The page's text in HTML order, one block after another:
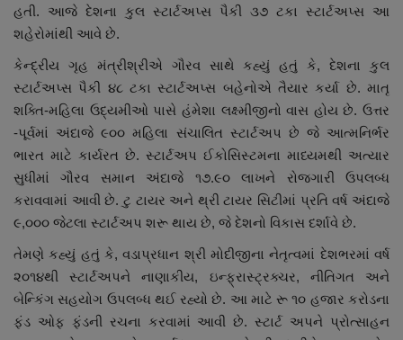
હતી. આજે દેશના કુલ સ્ટાર્ટઅપ્સ પૈકી ૩૭ ટકા સ્ટાર્ટઅપ્સ આ
શહેરોમાંથી આવે છે.
કેન્દ્રીય ગૃહ મંત્રીશ્રીએ ગૌરવ સાથે કહ્યું હતું કે, દેશના કુલ
સ્ટાર્ટઅપ્સ પૈકી ૪૮ ટકા સ્ટાર્ટઅપ્સ બહેનોએ તૈયાર કર્યા છે. માતૃ
શક્તિ-મહિલા ઉદ્યમીઓ પાસે હંમેશા લક્ષ્મીજીનો વાસ હોય છે. ઉત્તર
-પૂર્વમાં અંદાજે ૯૦૦ મહિલા સંચાલિત સ્ટાર્ટઅપ છે જે આત્મનિર્ભર
ભારત માટે કાર્યરત છે. સ્ટાર્ટઅપ ઈકોસિસ્ટમના માધ્યમથી અત્યાર
સુધીમાં ગૌરવ સમાન અંદાજે ૧૭.૯૦ લાખને રોજગારી ઉપલબ્ધ
કરાવવામાં આવી છે. ટુ ટાયર અને થ્રી ટાયર સિટીમાં પ્રતિ વર્ષ અંદાજે
૯,૦૦૦ જેટલા સ્ટાર્ટઅપ શરૂ થાય છે, જે દેશનો વિકાસ દર્શાવે છે.
તેમણે કહ્યું હતું કે, વડાપ્રધાન શ્રી મોદીજીના નેતૃત્વમાં દેશભરમાં વર્ષ
૨૦૧૪થી સ્ટાર્ટઅપને નાણાકીય, ઇન્ફ્રાસ્ટ્રક્ચર, નીતિગત અને
બેન્કિંગ સહયોગ ઉપલબ્ધ થઈ રહ્યો છે. આ માટે રૂ‌ ૧૦ હજાર કરોડના
ફંડ ઓફ ફંડની રચના કરવામાં આવી છે. સ્ટાર્ટ અપને પ્રોત્સાહન